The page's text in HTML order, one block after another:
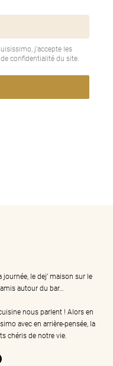
j’accepte les
confidentialité du site.
le dej’ maison sur le
autour du bar…
nous parlent ! Alors en
avec en arrière-pensée, la
chéris de notre vie.
Pinterest